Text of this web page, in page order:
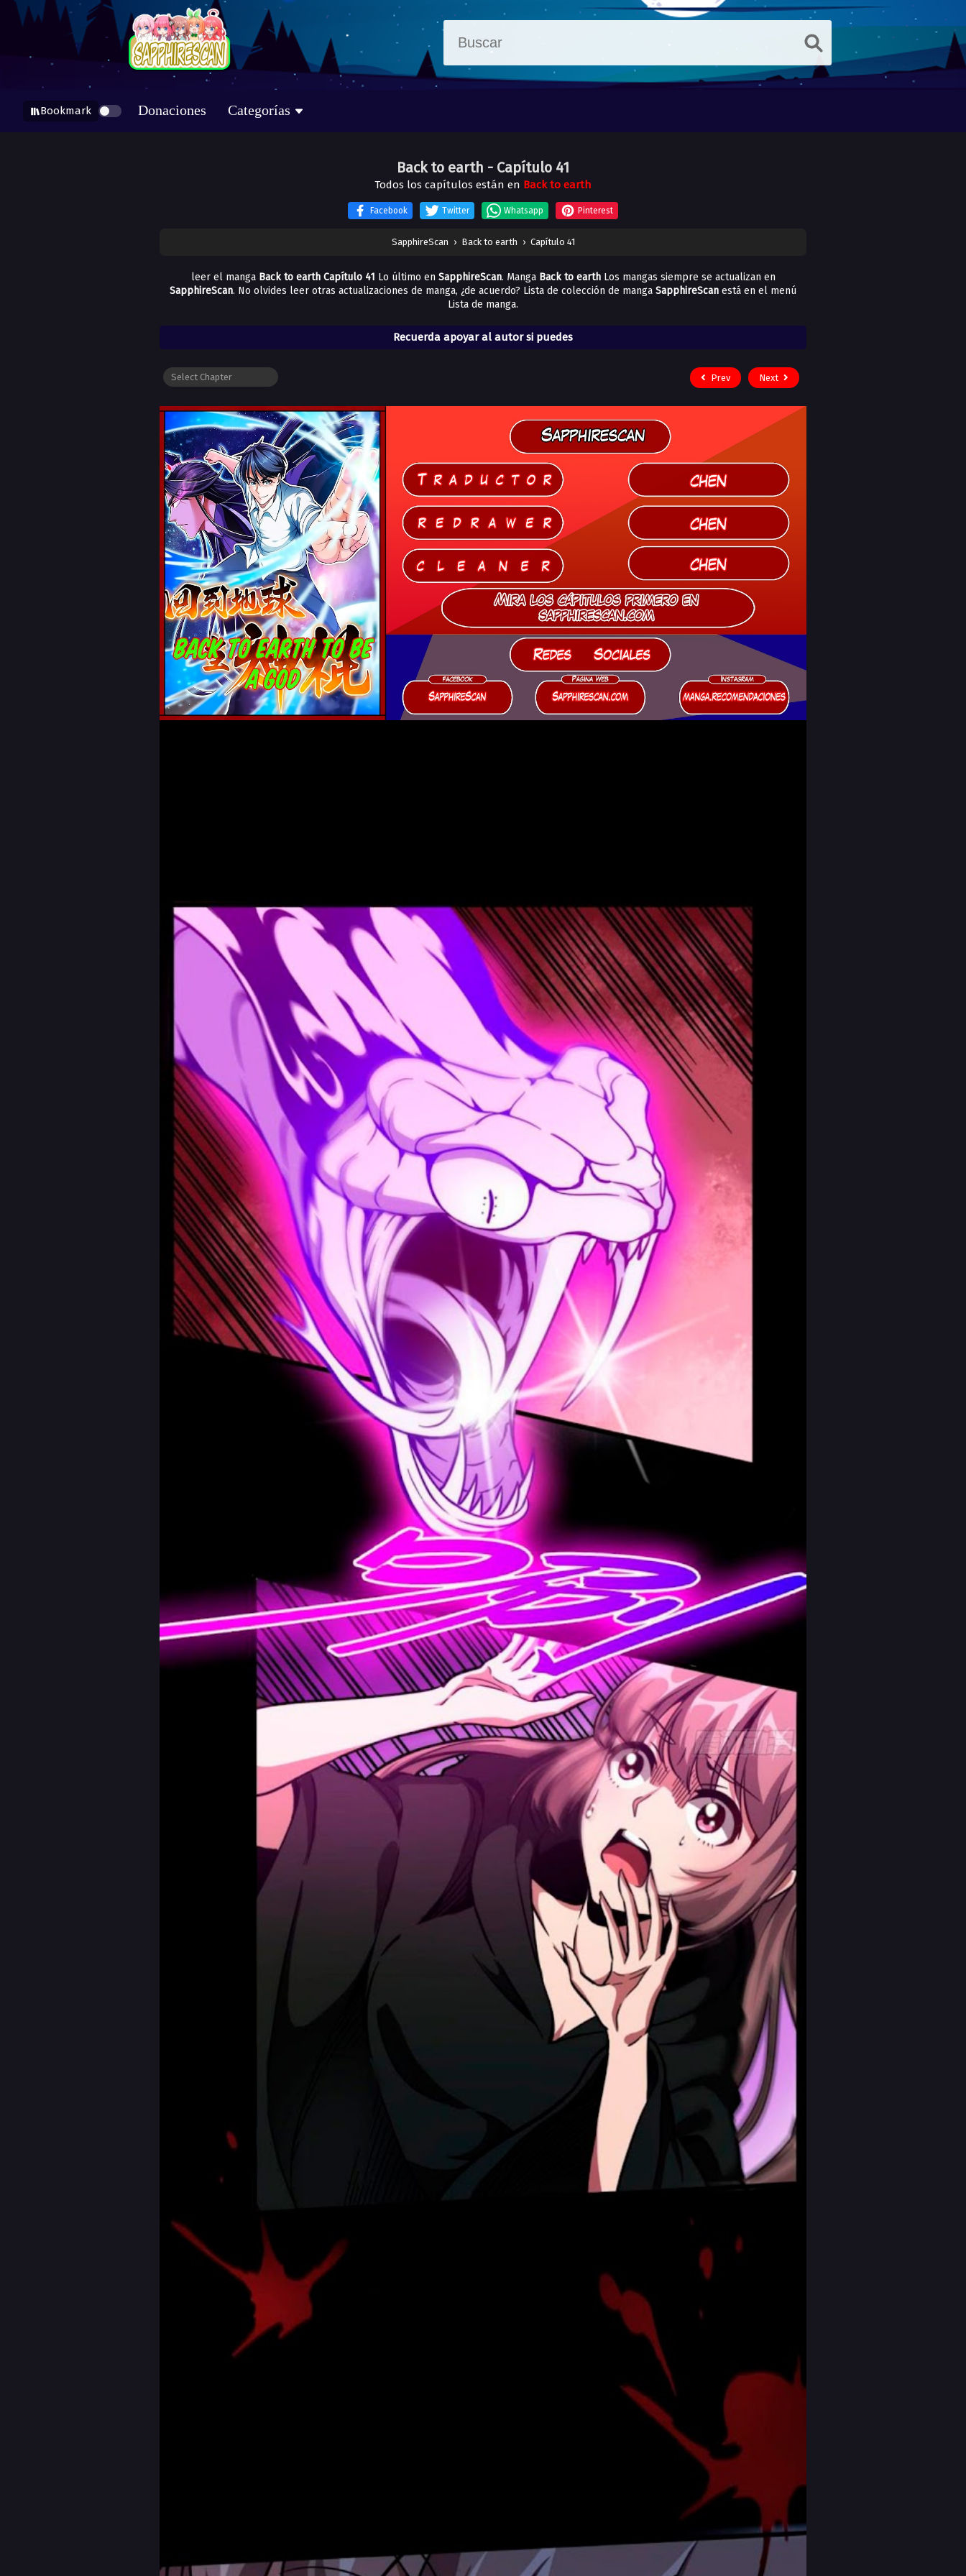
Bookmark Donaciones Categorías
Back to earth - Capítulo 41
Todos los capítulos están en Back to earth
Facebook Twitter Whatsapp Pinterest
SapphireScan › Back to earth › Capítulo 41
leer el manga Back to earth Capítulo 41 Lo último en SapphireScan. Manga Back to earth Los mangas siempre se actualizan en
SapphireScan. No olvides leer otras actualizaciones de manga, ¿de acuerdo? Lista de colección de manga SapphireScan está en el menú
Lista de manga.
Recuerda apoyar al autor si puedes
Prev Next